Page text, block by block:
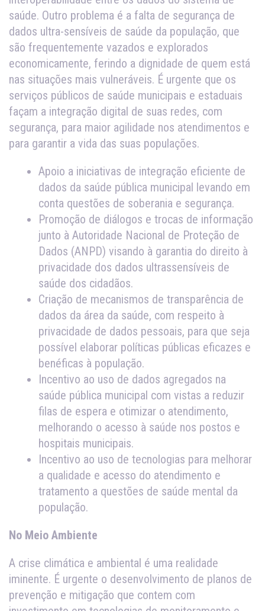
saúde. Outro problema é a falta de segurança de
dados ultra-sensíveis de saúde da população, que
são frequentemente vazados e explorados
economicamente, ferindo a dignidade de quem está
nas situações mais vulneráveis. É urgente que os
serviços públicos de saúde municipais e estaduais
façam a integração digital de suas redes, com
segurança, para maior agilidade nos atendimentos e
para garantir a vida das suas populações.
Apoio a iniciativas de integração eficiente de
dados da saúde pública municipal levando em
conta questões de soberania e segurança.
Promoção de diálogos e trocas de informação
junto à Autoridade Nacional de Proteção de
Dados (ANPD) visando à garantia do direito à
privacidade dos dados ultrassensíveis de
saúde dos cidadãos.
Criação de mecanismos de transparência de
dados da área da saúde, com respeito à
privacidade de dados pessoais, para que seja
possível elaborar políticas públicas eficazes e
benéficas à população.
Incentivo ao uso de dados agregados na
saúde pública municipal com vistas a reduzir
filas de espera e otimizar o atendimento,
melhorando o acesso à saúde nos postos e
hospitais municipais.
Incentivo ao uso de tecnologias para melhorar
a qualidade e acesso do atendimento e
tratamento a questões de saúde mental da
população.
No Meio Ambiente
A crise climática e ambiental é uma realidade
iminente. É urgente o desenvolvimento de planos de
prevenção e mitigação que contem com